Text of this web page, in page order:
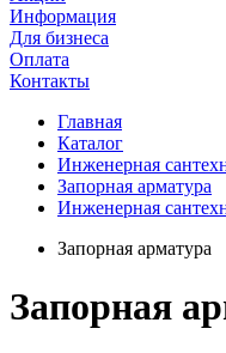
Информация
Для бизнеса
Оплата
Контакты
Главная
Каталог
Инженерная
Запорная арматура
Инженерная
Запорная арматура
Запорная